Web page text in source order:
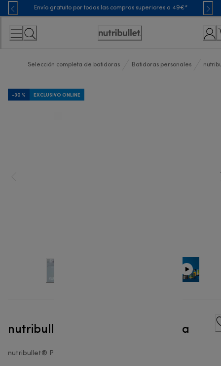
Skip
to
Content
Envío gratuito por todas las compras superiores a 49€*
Accessibility
Selección completa de batidoras Batidoras personales
-30 % EXCLUSIVO ONLINE
nutribullet® Pro 900W - Batidora
nutribullet® Pro 900